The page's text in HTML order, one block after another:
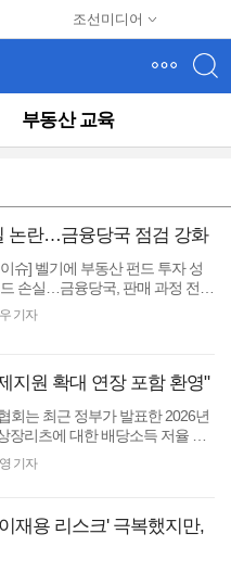
조선미디어
부동산 교육
논란…금융당국 점검 강화
슈] 벨기에 부동산 펀드 투자 성
손실…금융당국, 판매 과정 전반
조 클럽’ 경사…내부통제 체계 강
기자
지원 확대 연장 포함 환영"
가 발표한 2026년
장리츠에 대한 배당소득 저율 분
’와 ‘CR리츠 세제지원 연장’이
기자
재용 리스크' 극복했지만,